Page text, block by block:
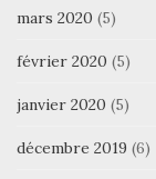
mars 2020 (5)
février 2020 (5)
janvier 2020 (5)
décembre 2019 (6)